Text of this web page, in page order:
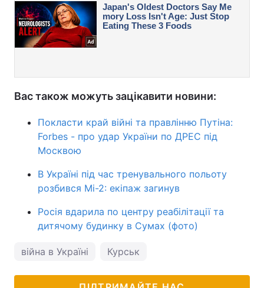
Вас також можуть зацікавити новини:
Покласти край війні та правлінню Путіна:
Forbes - про удар України по ДРЕС під
Москвою
В Україні під час тренувального польоту
розбився Мі-2: екіпаж загинув
Росія вдарила по центру реабілітації та
дитячому будинку в Сумах (фото)
війна в Україні Курськ